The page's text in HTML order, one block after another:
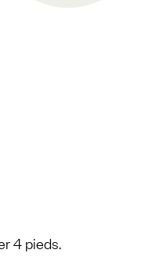
4 pieds.